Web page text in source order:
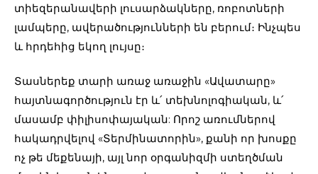
տիեզերանավերի լուսարձակները, ռոբոտների
լամպերը, ավերածությունների են բերում։ Ինչպես
և հրդեհից եկող լույսը։
Տասներեք տարի առաջ առաջին «Ավատարը»
հայտնագործություն էր և՛ տեխնոլոգիական, և՛
մասամբ փիլիսոփայական: Որոշ առումներով
հակադրվելով «Տերմինատորին», քանի որ խոսքը
ոչ թե մեքենայի, այլ նոր օրգանիզմի ստեղծման